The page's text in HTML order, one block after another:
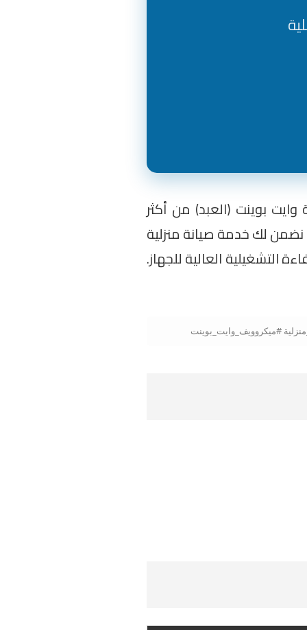
بوينت (العبد) من أكثر
نضمن لك خدمة صيانة منزلية
التشغيلية العالية للجهاز.